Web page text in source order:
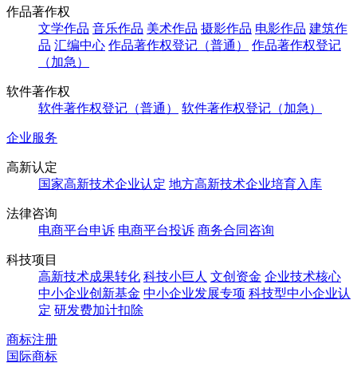
作品著作权
文学作品 音乐作品 美术作品 摄影作品 电影作品 建筑作
品 汇编中心 作品著作权登记（普通）
作品著作权登记
（加急）
软件著作权
软件著作权登记（普通）
软件著作权登记（加急）
企业服务
高新认定
国家高新技术企业认定 地方高新技术企业培育入库
法律咨询
电商平台申诉 电商平台投诉 商务合同咨询
科技项目
高新技术成果转化 科技小巨人 文创资金 企业技术核心
中小企业创新基金 中小企业发展专项 科技型中小企业认
定 研发费加计扣除
商标注册
国际商标